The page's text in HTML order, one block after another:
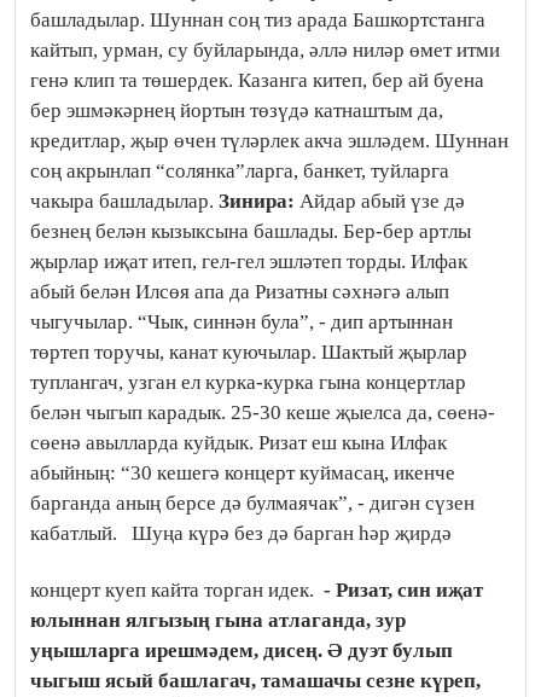
башладылар. Шуннан соң тиз арада Башкортстанга
кайтып, урман, су буйларында, әллә ниләр өмет итми
генә клип та төшердек. Казанга китеп, бер ай буена
бер эшмәкәрнең йортын төзүдә катнаштым да,
кредитлар, җыр өчен түләрлек акча эшләдем. Шуннан
соң акрынлап “солянка”ларга, банкет, туйларга
чакыра башладылар. Зинира: Айдар абый үзе дә
безнең белән кызыксына башлады. Бер-бер артлы
җырлар иҗат итеп, гел-гел эшләтеп торды. Илфак
абый белән Илсөя апа да Ризатны сәхнәгә алып
чыгучылар. “Чык, синнән була”, - дип артыннан
төртеп торучы, канат куючылар. Шактый җырлар
туплангач, узган ел курка-курка гына концертлар
белән чыгып карадык. 25-30 кеше җыелса да, сөенә-
сөенә авылларда куйдык. Ризат еш кына Илфак
абыйның: “30 кешегә концерт куймасаң, икенче
барганда аның берсе дә булмаячак”, - дигән сүзен
кабатлый. Шуңа күрә без дә барган һәр җирдә
концерт куеп кайта торган идек. - Ризат, син иҗат
юлыннан ялгызың гына атлаганда, зур
уңышларга ирешмәдем, дисең. Ә дуэт булып
чыгыш ясый башлагач, тамашачы сезне күреп,